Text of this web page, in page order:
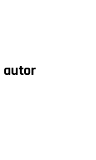
autor